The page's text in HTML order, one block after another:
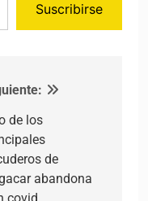
Suscribirse
de los
de
abandona